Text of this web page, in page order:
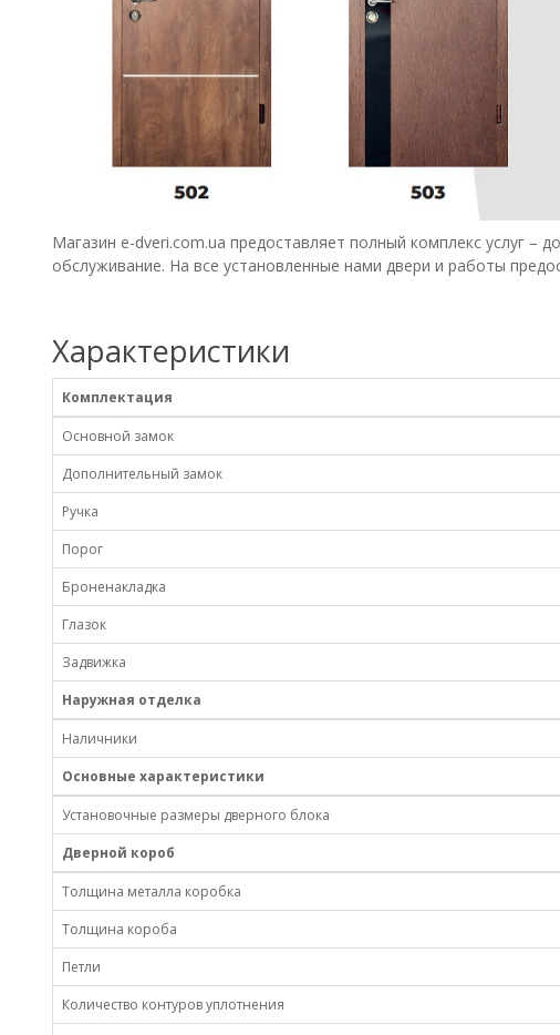
Магазин e-dveri.com.ua предоставляет полный комплекс услуг –
обслуживание. На все установленные нами двери и работы
Характеристики
Комплектация
Основной замок
Дополнительный замок
Ручка
Порог
Броненакладка
Глазок
Задвижка
Наружная отделка
Наличники
Основные характеристики
Установочные размеры дверного блока
Дверной короб
Толщина металла коробка
Толщина короба
Петли
Количество контуров уплотнения